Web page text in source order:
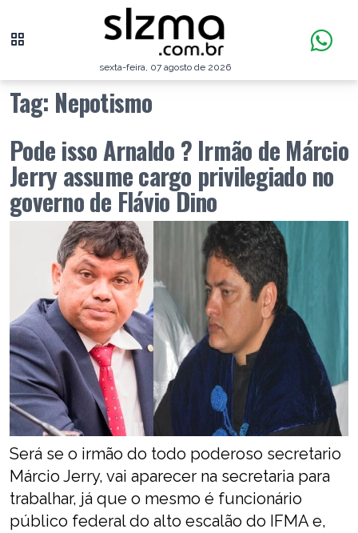
sexta-feira, 07 agosto de 2026
Tag: Nepotismo
Pode isso Arnaldo ? Irmão de Márcio
Jerry assume cargo privilegiado no
governo de Flávio Dino
Será se o irmão do todo poderoso secretario
Márcio Jerry, vai aparecer na secretaria para
trabalhar, já que o mesmo é funcionário
público federal do alto escalão do IFMA e,